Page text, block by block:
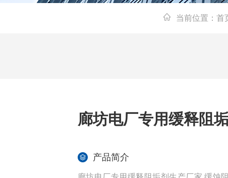
当前位置： 首
廊坊电厂专用缓释阻
产品简介